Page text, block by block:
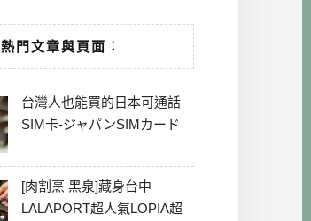
熱門文章與頁面︰
台灣人也能買的日本可通話
SIM卡-ジャパンSIMカード
[肉割烹 黑泉]藏身台中
LALAPORT超人氣LOPIA超